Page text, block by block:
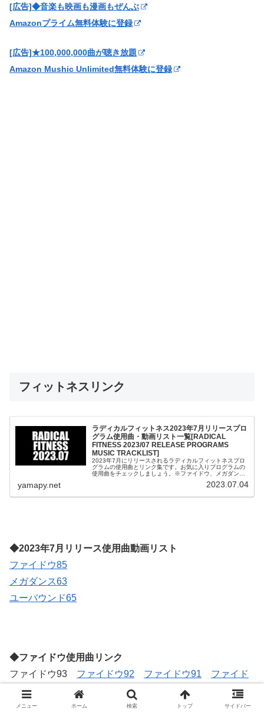
[広告]◆音楽も映画も漫画もぜんぶ
Amazonプライム無料体験に登録
[広告]★100,000,000曲が聴き放題
Amazon Mushic Unlimited無料体験に登録
フィットネスリンク
ラディカルフィットネス2023年7月リリースプロ
グラム使用曲・動画リスト一覧[RADICAL
FITNESS 2023/07 RELEASE PROGRAMS
MUSIC TRACKLIST]
2023年7月にリリースされるラディカルフィットネスプロ
グラムの使用曲とリンク集です。お気に入りプログラムの
使用曲をチェックしましょう。※ファイドウ、メガダン
yamapy.net 2023.07.04
◆2023年7月リリース使用曲動画リスト
ファイドウ85
メガダンス63
ユーバウンド65
◆ファイドウ使用曲リンク
ファイドウ93 ファイドウ92 ファイドウ91
ファイド
ウ90
ファイドウ89 ファイドウ88 ファイドウ87
フ
ァイドウ86
ファイドウ85 ファイドウ84 ファイドウ
メニュー ホーム 検索 トップ サイドバー